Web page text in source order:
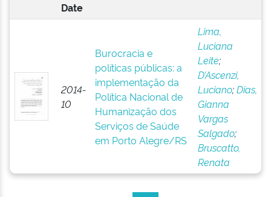
Date
2014-
10
Burocracia e
políticas públicas: a
implementação da
Política Nacional de
Humanização dos
Serviços de Saúde
em Porto Alegre/RS
Lima,
Luciana
Leite;
D’Ascenzi,
Luciano;Dias,
Gianna
Vargas
Salgado;
Bruscatto,
Renata